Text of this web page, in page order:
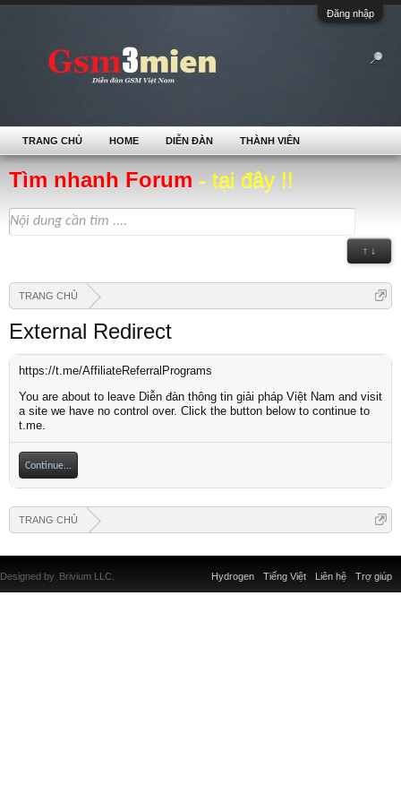
Đăng nhập
Tìm nhanh Forum - tại đây !!
↑ ↓
TRANG CHỦ
External Redirect
https://t.me/AffiliateReferralPrograms
You are about to leave Diễn đàn thông tin giải pháp Việt Nam and visit
a site we have no control over. Click the button below to continue to
t.me.
Continue...
TRANG CHỦ
TRANG CHỦ HOME DIỄN ĐÀN THÀNH VIÊN
Liên hệ Trợ giúp
Hydrogen Tiếng Việt
Designed by Brivium LLC.